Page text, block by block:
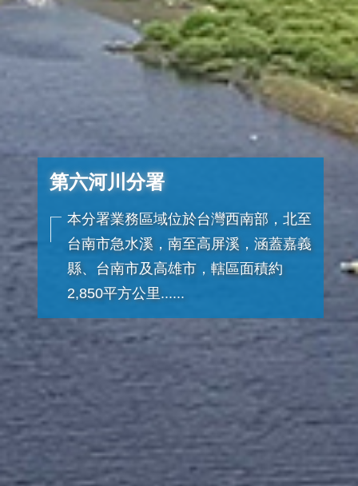
第六河川分署
本分署業務區域位於台灣西南部，北至
台南市急水溪，南至高屏溪，涵蓋嘉義
縣、台南市及高雄市，轄區面積約
2,850平方公里......